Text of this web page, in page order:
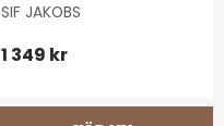
SIF JAKOBS
1 349 kr